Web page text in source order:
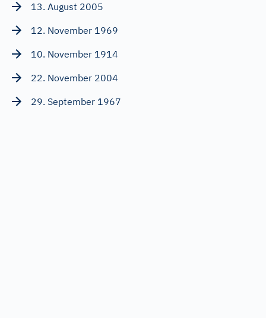
13. August 2005
12. November 1969
10. November 1914
22. November 2004
29. September 1967